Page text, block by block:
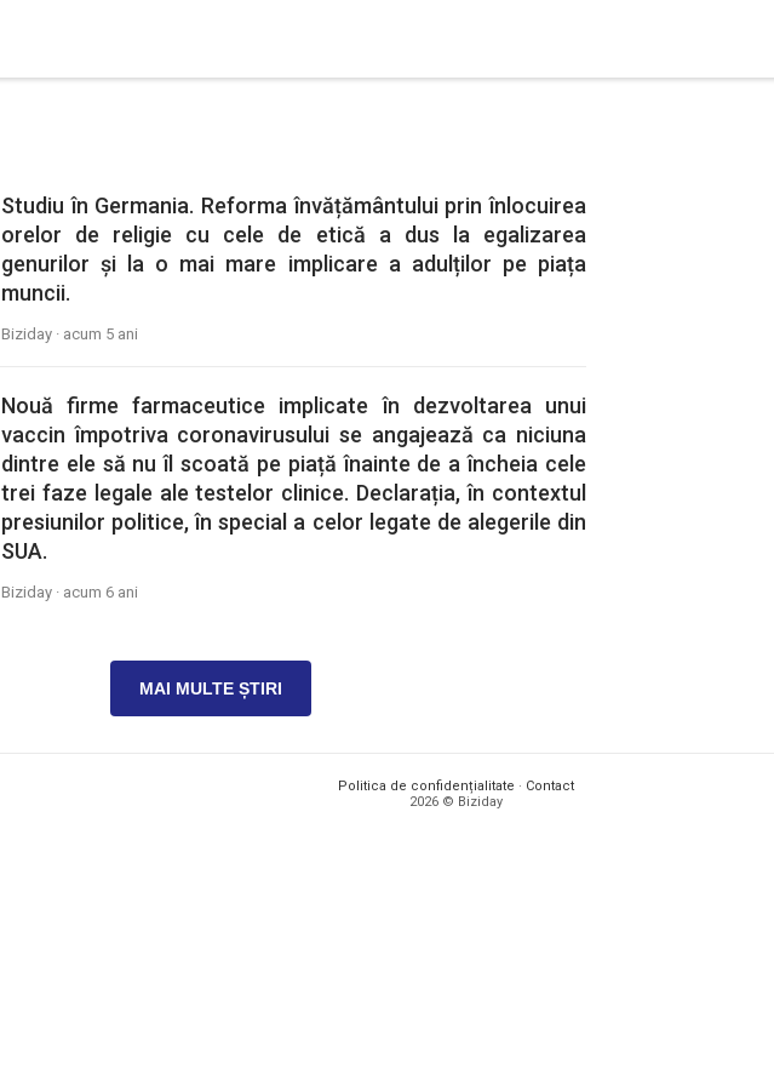
Studiu în Germania. Reforma învățământului prin înlocuirea
orelor de religie cu cele de etică a dus la egalizarea
genurilor și la o mai mare implicare a adulților pe piața
muncii.
Biziday · acum 5 ani
Nouă firme farmaceutice implicate în dezvoltarea unui
vaccin împotriva coronavirusului se angajează ca niciuna
dintre ele să nu îl scoată pe piață înainte de a încheia cele
trei faze legale ale testelor clinice. Declarația, în contextul
presiunilor politice, în special a celor legate de alegerile din
SUA.
Biziday · acum 6 ani
MAI MULTE ȘTIRI
Politica de confidențialitate · Contact
2026 © Biziday